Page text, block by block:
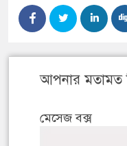
আপনার মতামত
মেসেজ বক্স